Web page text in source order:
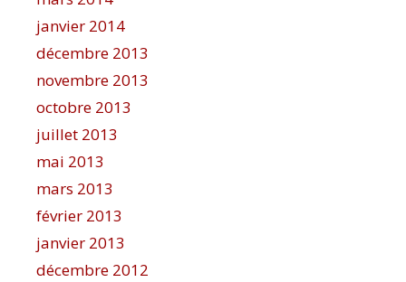
janvier 2014
décembre 2013
novembre 2013
octobre 2013
juillet 2013
mai 2013
mars 2013
février 2013
janvier 2013
décembre 2012